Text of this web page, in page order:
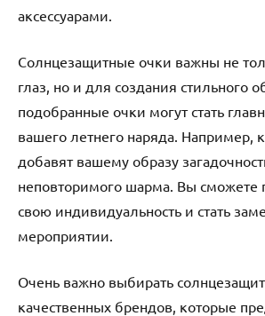
аксессуарами.
Солнцезащитные очки важны не
глаз, но и для создания стильного
подобранные очки могут стать
вашего летнего наряда. Например,
добавят вашему образу
неповторимого шарма. Вы сможете
свою индивидуальность и стать
мероприятии.
Очень важно выбирать
качественных брендов, которые